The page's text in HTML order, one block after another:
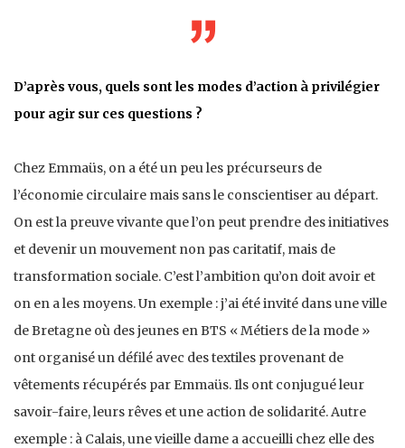
D’après vous, quels sont les modes d’action à privilégier
pour agir sur ces questions ?
Chez Emmaüs, on a été un peu les précurseurs de
l’économie circulaire mais sans le conscientiser au départ.
On est la preuve vivante que l’on peut prendre des initiatives
et devenir un mouvement non pas caritatif, mais de
transformation sociale. C’est l’ambition qu’on doit avoir et
on en a les moyens. Un exemple : j’ai été invité dans une ville
de Bretagne où des jeunes en BTS « Métiers de la mode »
ont organisé un défilé avec des textiles provenant de
vêtements récupérés par Emmaüs. Ils ont conjugué leur
savoir-faire, leurs rêves et une action de solidarité. Autre
exemple : à Calais, une vieille dame a accueilli chez elle des